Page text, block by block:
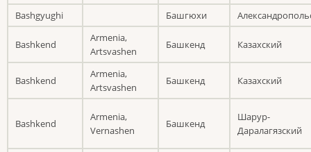
Bashgyughi
Башгюхи
Bashkend
Armenia,
Artsvashen
Башкенд Казахский
Bashkend
Armenia,
Artsvashen
Башкенд Казахский
Bashkend
Armenia,
Vernashen
Башкенд
Шарур-
Даралагязский